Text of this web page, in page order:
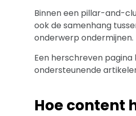
Binnen een pillar-and-
ook de samenhang
onderwerp ondermijnen.
Een herschreven
ondersteunende
Hoe content